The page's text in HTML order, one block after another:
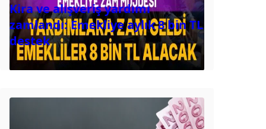
Kira ve alışveriş yardımı
zamlandı: Emekliye aylık 8 bin TL
destek